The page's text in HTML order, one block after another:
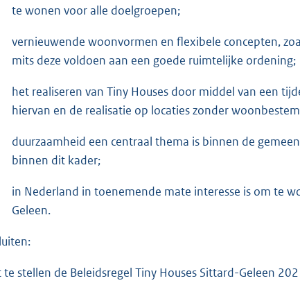
te wonen voor alle doelgroepen;
vernieuwende woonvormen en flexibele concepten,
mits deze voldoen aan een goede ruimtelijke ordening;
het realiseren van Tiny Houses door middel van een
hiervan en de realisatie op locaties zonder
duurzaamheid een centraal thema is binnen de
binnen dit kader;
in Nederland in toenemende mate interesse is om te
Geleen.
te stellen de Beleidsregel Tiny Houses Sittard-Geleen